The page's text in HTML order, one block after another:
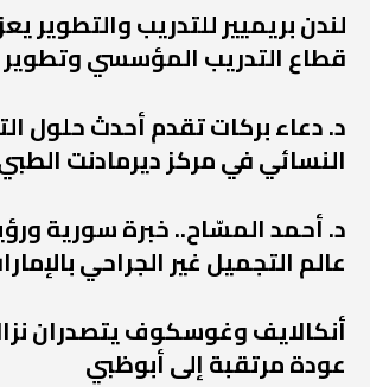
لندن بريميير للتدريب والتطوير
قطاع التدريب المؤسسي وتطوير
د. دعاء بركات تقدم أحدث حلول
النسائي في مركز ديرمادنت
د. أحمد المسّاح.. خبرة سورية
عالم التجميل غير الجراحي
عودة مرتقبة إلى أبوظبي